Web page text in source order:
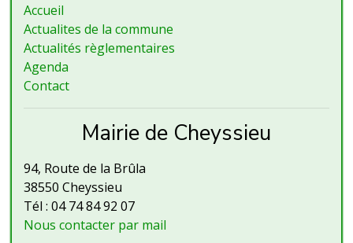
Accueil
Actualites de la commune
Actualités règlementaires
Agenda
Contact
Mairie de Cheyssieu
94, Route de la Brûla
38550 Cheyssieu
Tél : 04 74 84 92 07
Nous contacter par mail